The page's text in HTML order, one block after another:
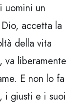
uomini un
accetta la
della vita
va liberamente
E non lo fa
i giusti e i suoi